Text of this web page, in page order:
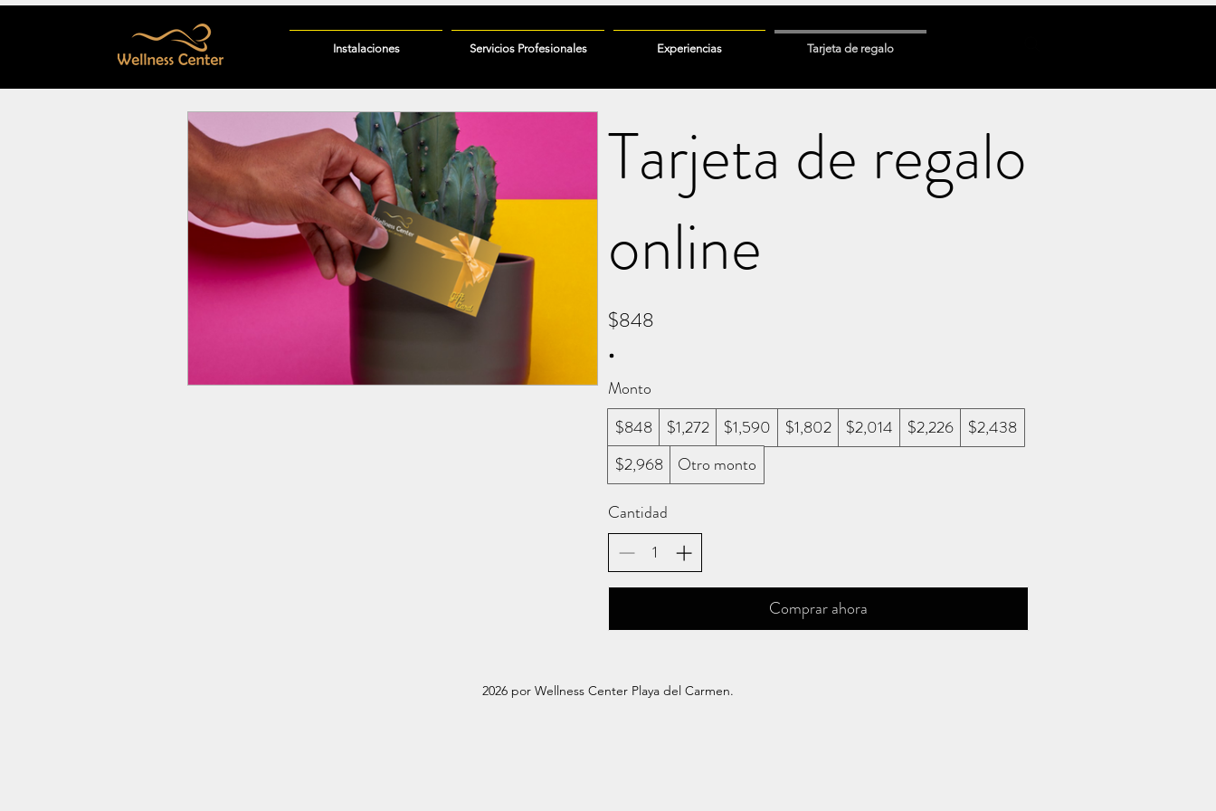
Instalaciones Servicios Profesionales Experiencias Tarjeta de regalo
Tarjeta de regalo
online
$848
Monto
$848
$1,272 $1,590 $1,802 $2,014 $2,226
$2,438
$2,968
Otro monto
Cantidad
Comprar ahora
2026 por Wellness Center Playa del Carmen.